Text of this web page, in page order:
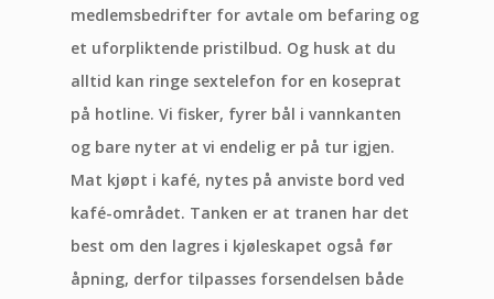
medlemsbedrifter for avtale om befaring og
et uforpliktende pristilbud. Og husk at du
alltid kan ringe sextelefon for en koseprat
på hotline. Vi fisker, fyrer bål i vannkanten
og bare nyter at vi endelig er på tur igjen.
Mat kjøpt i kafé, nytes på anviste bord ved
kafé-området. Tanken er at tranen har det
best om den lagres i kjøleskapet også før
åpning, derfor tilpasses forsendelsen både